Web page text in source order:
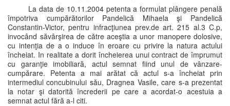
La data de 10.11.2004 petenta a formulat plângere penală
împotriva cumpărătorilor Pandelică Mihaela şi Pandelică
Constantin-Victor, pentru infracţiunea prev.de art. 215 al.3 C.p,
invocând săvârşirea de către aceştia a unor manopere dolosive,
cu intenţia de a o induce în eroare cu privire la natura actului
încheiat. In realitate a dorit încheierea unui contract de împrumut
cu garanţie imobiliară, actul semnat fiind unul de vânzare-
cumpărare. Petenta a mai arătat că actul s-a încheiat prin
intermediul concubinului său, Dragnea Vasile, care s-a prezentat
la notar şi datorită încrederii pe care a acordat-o acestuia a
semnat actul fără a-l citi.